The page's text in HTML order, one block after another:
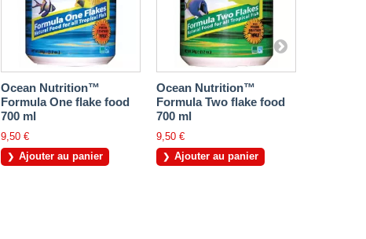
Ocean Nutrition™
Formula One flake food
700 ml
9,50 €
Ajouter au panier
Ocean Nutrition™
Formula Two flake food
700 ml
9,50 €
Ajouter au panier